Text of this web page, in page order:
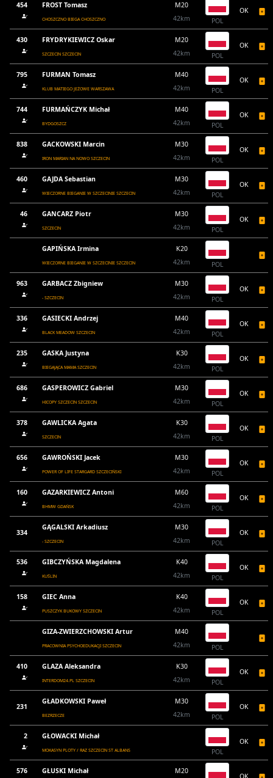
454 FROST Tomasz
CHOSZCZNO BIEGA CHOSZCZNO
M20
42km
POL
OK
430 FRYDRYKIEWICZ Oskar
SZCZECIN SZCZECIN
M20
42km
POL
OK
795 FURMAN Tomasz
KLUB MATIEGO JEŻOWE WARSZAWA
M40
42km
POL
OK
744 FURMAŃCZYK Michał
BYDGOSZCZ
M40
42km
POL
OK
838 GACKOWSKI Marcin
IRON MARIAN NA NOWO SZCZECIN
M30
42km
POL
OK
460 GAJDA Sebastian
WIECZORNE BIEGANIE W SZCZECINIE SZCZECIN
M30
42km
POL
OK
46 GANCARZ Piotr
SZCZECIN
M30
42km
POL
OK
GAPIŃSKA Irmina
WIECZORNE BIEGANIE W SZCZECINIE SZCZECIN
K20
42km
POL
963 GARBACZ Zbigniew
- SZCZECIN
M30
42km
POL
OK
336 GASIECKI Andrzej
BLACK MEADOW SZCZECIN
M40
42km
POL
OK
235 GASKA Justyna
BIEGAJĄCA MAMA SZCZECIN
K30
42km
POL
OK
686 GASPEROWICZ Gabriel
HICOPY SZCZECIN SZCZECIN
M30
42km
POL
OK
378 GAWLICKA Agata
SZCZECIN
K30
42km
POL
OK
656 GAWROŃSKI Jacek
POWER OF LIFE STARGARD SZCZECIŃSKI
M30
42km
POL
OK
160 GAZARKIEWICZ Antoni
BHMW GDAŃSK
M60
42km
POL
OK
334
GĄGALSKI Arkadiusz
- SZCZECIN
M30
42km
POL
OK
536 GIBCZYŃSKA Magdalena
KUŚLIN
K40
42km
POL
OK
158 GIEC Anna
PUSZCZYK BUKOWY SZCZECIN
K40
42km
POL
OK
GIZA-ZWIERZCHOWSKI Artur
PRACOWNIA PSYCHOEDUKACJI SZCZECIN
M40
42km
POL
410 GLAZA Aleksandra
INTERDOM24.PL SZCZECIN
K30
42km
POL
OK
231
GŁADKOWSKI Paweł
BEZRZECZE
M30
42km
POL
OK
2 GŁOWACKI Michał
MOKASYN PLOTY / RAZ SZCZECIN ST ALBANS POL
OK
576 GŁUSKI Michał M20
OK